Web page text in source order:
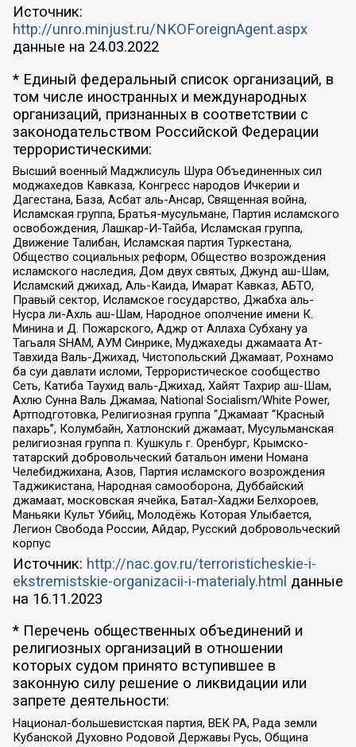
Источник:
http://unro.minjust.ru/NKOForeignAgent.aspx
данные на 24.03.2022
* Единый федеральный список организаций, в
том числе иностранных и международных
организаций, признанных в соответствии с
законодательством Российской Федерации
террористическими:
Высший военный Маджлисуль Шура Объединенных сил
моджахедов Кавказа, Конгресс народов Ичкерии и
Дагестана, База, Асбат аль-Ансар, Священная война,
Исламская группа, Братья-мусульмане, Партия исламского
освобождения, Лашкар-И-Тайба, Исламская группа,
Движение Талибан, Исламская партия Туркестана,
Общество социальных реформ, Общество возрождения
исламского наследия, Дом двух святых, Джунд аш-Шам,
Исламский джихад, Аль-Каида, Имарат Кавказ, АБТО,
Правый сектор, Исламское государство, Джабха аль-
Нусра ли-Ахль аш-Шам, Народное ополчение имени К.
Минина и Д. Пожарского, Аджр от Аллаха Субхану уа
Тагьаля SHAM, АУМ Синрике, Муджахеды джамаата Ат-
Тавхида Валь-Джихад, Чистопольский Джамаат, Рохнамо
ба суи давлати исломи, Террористическое сообщество
Сеть, Катиба Таухид валь-Джихад, Хайят Тахрир аш-Шам,
Ахлю Сунна Валь Джамаа, National Socialism/White Power,
Артподготовка, Религиозная группа “Джамаат “Красный
пахарь”, Колумбайн, Хатлонский джамаат, Мусульманская
религиозная группа п. Кушкуль г. Оренбург, Крымско-
татарский добровольческий батальон имени Номана
Челебиджихана, Азов, Партия исламского возрождения
Таджикистана, Народная самооборона, Дуббайский
джамаат, московская ячейка, Батал-Хаджи Белхороев,
Маньяки Культ Убийц, Молодёжь Которая Улыбается,
Легион Свобода России, Айдар, Русский добровольческий
корпус
Источник: http://nac.gov.ru/terroristicheskie-i-
ekstremistskie-organizacii-i-materialy.html данные
на 16.11.2023
* Перечень общественных объединений и
религиозных организаций в отношении
которых судом принято вступившее в
законную силу решение о ликвидации или
запрете деятельности:
Национал-большевистская партия, ВЕК РА, Рада земли
Кубанской Духовно Родовой Державы Русь, Община